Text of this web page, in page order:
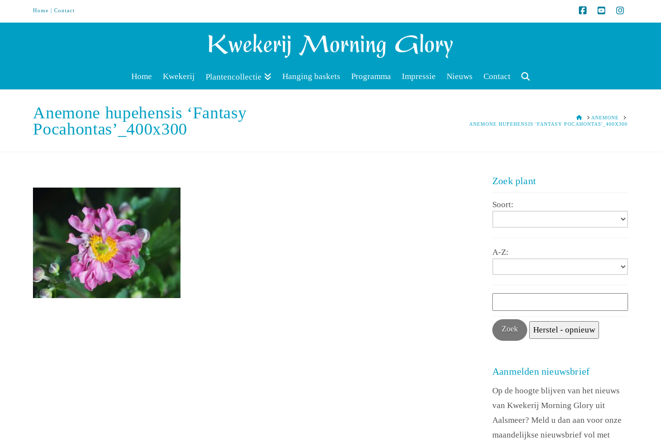
Home |Contact
Home Kwekerij Plantencollectie Hanging baskets Programma Impressie Nieuws Contact
Anemone hupehensis ‘Fantasy
Pocahontas’_400x300
HOMEANEMONE
ANEMONE HUPEHENSIS 'FANTASY POCAHONTAS'_400X300
Zoek plant
Soort:
A-Z:
Aanmelden nieuwsbrief
Op de hoogte blijven van het nieuws
van Kwekerij Morning Glory uit
Aalsmeer? Meld u dan aan voor onze
maandelijkse nieuwsbrief vol met